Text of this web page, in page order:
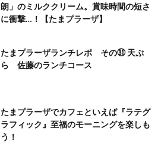
朗」のミルククリーム。賞味時間の短さ
に衝撃…！【たまプラーザ】
たまプラーザランチレポ その㉛ 天ぷ
ら 佐藤のランチコース
たまプラーザでカフェといえば『ラテグ
ラフィック』至福のモーニングを楽しも
う！